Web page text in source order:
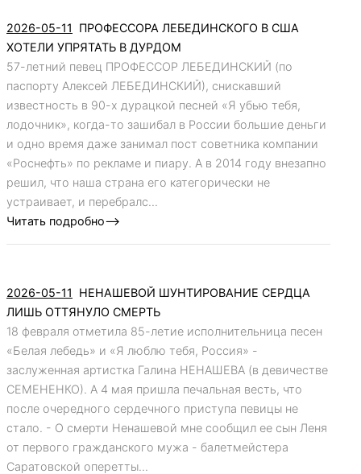
2026-05-11
ПРОФЕССОРА ЛЕБЕДИНСКОГО В США
ХОТЕЛИ УПРЯТАТЬ В ДУРДОМ
57-летний певец ПРОФЕССОР ЛЕБЕДИНСКИЙ (по
паспорту Алексей ЛЕБЕДИНСКИЙ), снискавший
известность в 90-х дурацкой песней «Я убью тебя,
лодочник», когда-то зашибал в России большие деньги
и одно время даже занимал пост советника компании
«Роснефть» по рекламе и пиару. А в 2014 году внезапно
решил, что наша страна его категорически не
устраивает, и перебралс...
Читать подробно-->
2026-05-11
НЕНАШЕВОЙ ШУНТИРОВАНИЕ СЕРДЦА
ЛИШЬ ОТТЯНУЛО СМЕРТЬ
18 февраля отметила 85-летие исполнительница песен
«Белая лебедь» и «Я люблю тебя, Россия» -
заслуженная артистка Галина НЕНАШЕВА (в девичестве
СЕМЕНЕНКО). А 4 мая пришла печальная весть, что
после очередного сердечного приступа певицы не
стало. - О смерти Ненашевой мне сообщил ее сын Леня
от первого гражданского мужа - балетмейстера
Саратовской оперетты...